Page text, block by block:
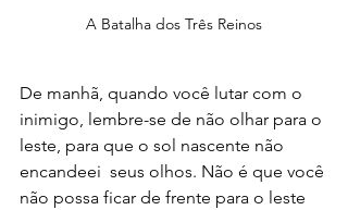
A Batalha dos Três Reinos
De manhã, quando você lutar com o
inimigo, lembre-se de não olhar para o
leste, para que o sol nascente não
encandeei  seus olhos. Não é que você
não possa ficar de frente para o leste